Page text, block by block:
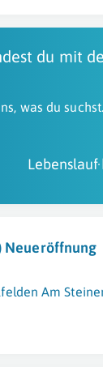
du mit
was du
Lebenslauf
Am